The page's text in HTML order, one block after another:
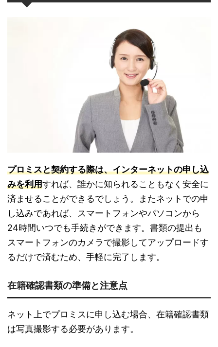
プロミスと契約する際は、インターネットの申し込
みを利用すれば、誰かに知られることもなく安全に
済ませることができるでしょう。またネットでの申
し込みであれば、スマートフォンやパソコンから
24時間いつでも手続きができます。書類の提出も
スマートフォンのカメラで撮影してアップロードす
るだけで済むため、手軽に完了します。
在籍確認書類の準備と注意点
ネット上でプロミスに申し込む場合、在籍確認書類
は写真撮影する必要があります。